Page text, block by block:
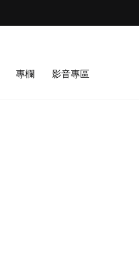
專欄 影音專區